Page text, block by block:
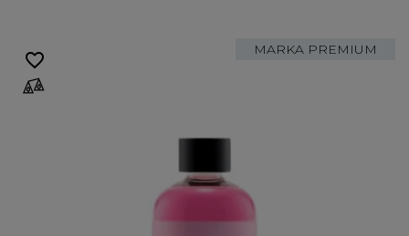
MARKA PREMIUM
favorite_border